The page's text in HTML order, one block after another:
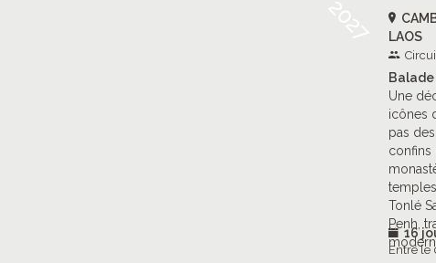
LAOS
Une
icônes
pas
confins
Tonlé
Penh,
16
Entre